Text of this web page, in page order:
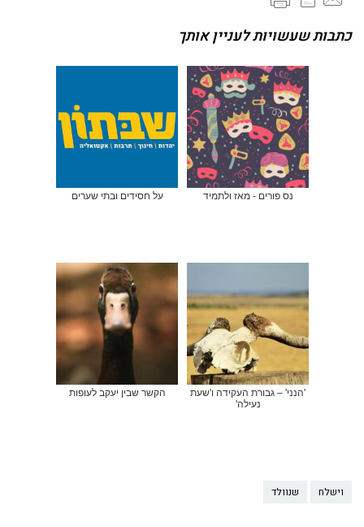
כתבות שעשויות לעניין אותך
נס פורים - מאז ולתמיד על חסידים ובתי שערים
'הנני' – גבורת העקידה ו'שעת
נעילה'
הקשר שבין יעקב לעופות
וישלח שנוולד